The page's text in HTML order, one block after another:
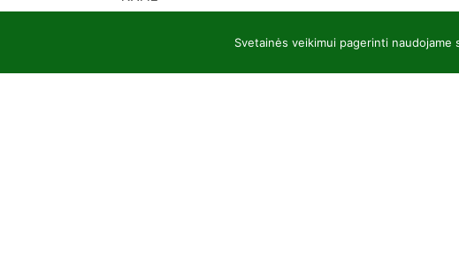
Svetainės veikimui pagerinti